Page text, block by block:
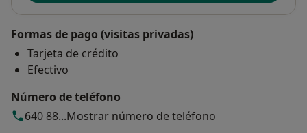
Formas de pago (visitas privadas)
Tarjeta de crédito
Efectivo
Número de teléfono
640 88...Mostrar número de teléfono